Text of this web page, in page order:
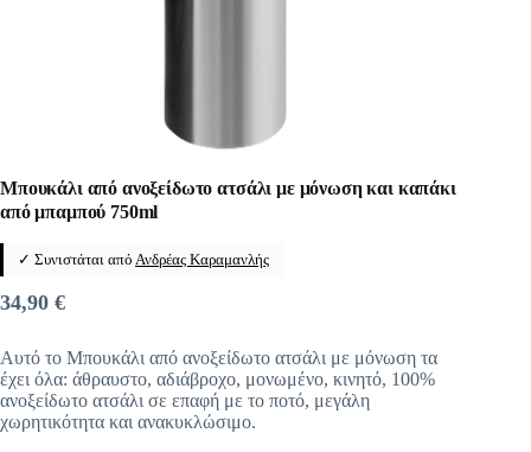
Μπουκάλι από ανοξείδωτο ατσάλι με μόνωση και καπάκι
από μπαμπού 750ml
✓ Συνιστάται από Ανδρέας Καραμανλής
34,90 €
Αυτό το Μπουκάλι από ανοξείδωτο ατσάλι με μόνωση τα
έχει όλα: άθραυστο, αδιάβροχο, μονωμένο, κινητό, 100%
ανοξείδωτο ατσάλι σε επαφή με το ποτό, μεγάλη
χωρητικότητα και ανακυκλώσιμο.